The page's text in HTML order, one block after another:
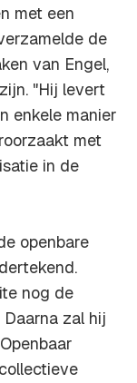
met een
de
van Engel,
"Hij levert
enkele manier
met
in de
openbare
nog de
zal hij